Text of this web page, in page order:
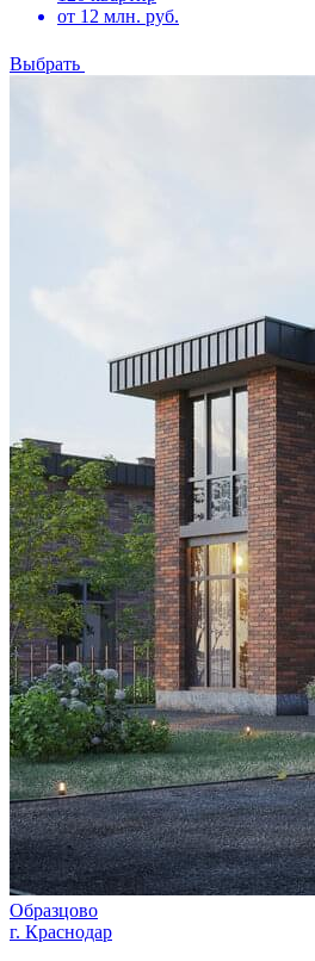
от 12 млн. руб.
Выбрать
Образцово
г. Краснодар